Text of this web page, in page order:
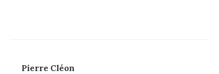
Pierre Cléon